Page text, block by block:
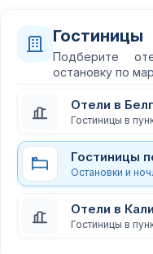
Гостиницы
Подберите
остановку по
Отели в
Гостиницы в
Гостиницы
Остановки и
Отели в
Гостиницы в